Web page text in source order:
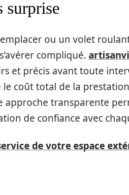
surprise
ou un volet
compliqué.
et précis avant toute
le coût total de la
transparente
de confiance avec
de votre espace